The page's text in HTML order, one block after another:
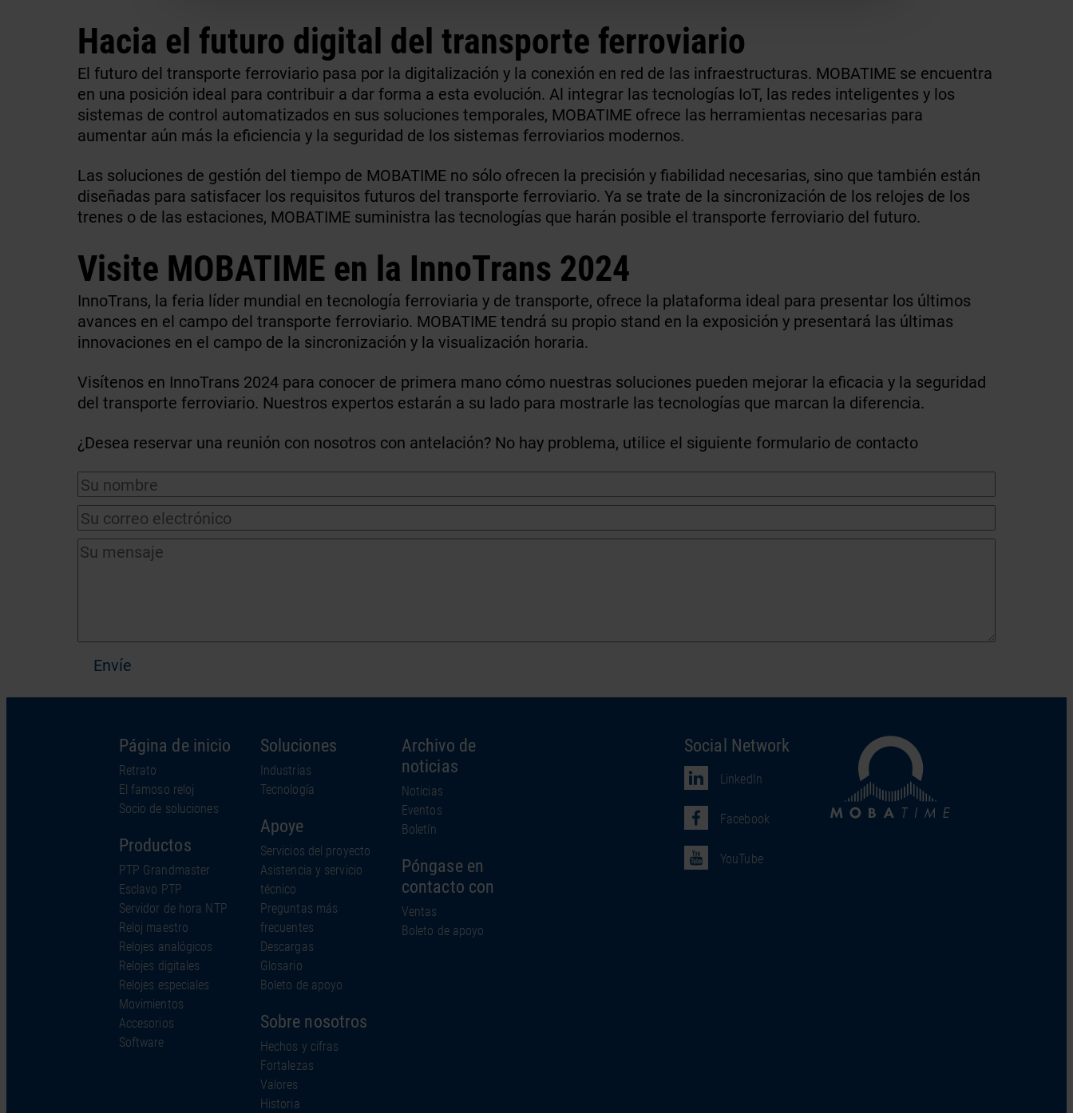
Hacia el futuro digital del transporte ferroviario
El futuro del transporte ferroviario pasa por la digitalización y la conexión en red de las infraestructuras. MOBATIME se encuentra
en una posición ideal para contribuir a dar forma a esta evolución. Al integrar las tecnologías IoT, las redes inteligentes y los
sistemas de control automatizados en sus soluciones temporales, MOBATIME ofrece las herramientas necesarias para
aumentar aún más la eficiencia y la seguridad de los sistemas ferroviarios modernos.
Las soluciones de gestión del tiempo de MOBATIME no sólo ofrecen la precisión y fiabilidad necesarias, sino que también están
diseñadas para satisfacer los requisitos futuros del transporte ferroviario. Ya se trate de la sincronización de los relojes de los
trenes o de las estaciones, MOBATIME suministra las tecnologías que harán posible el transporte ferroviario del futuro.
Visite MOBATIME en la InnoTrans 2024
InnoTrans, la feria líder mundial en tecnología ferroviaria y de transporte, ofrece la plataforma ideal para presentar los últimos
avances en el campo del transporte ferroviario. MOBATIME tendrá su propio stand en la exposición y presentará las últimas
innovaciones en el campo de la sincronización y la visualización horaria.
Visítenos en InnoTrans 2024 para conocer de primera mano cómo nuestras soluciones pueden mejorar la eficacia y la seguridad
del transporte ferroviario. Nuestros expertos estarán a su lado para mostrarle las tecnologías que marcan la diferencia.
¿Desea reservar una reunión con nosotros con antelación? No hay problema, utilice el siguiente formulario de contacto
Envíe
Página de inicio
Retrato
El famoso reloj
Socio de soluciones
Productos
PTP Grandmaster
Esclavo PTP
Servidor de hora NTP
Reloj maestro
Relojes analógicos
Relojes digitales
Relojes especiales
Movimientos
Accesorios
Software
Soluciones
Industrias
Tecnología
Apoye
Servicios del proyecto
Asistencia y servicio
técnico
Preguntas más
frecuentes
Descargas
Glosario
Boleto de apoyo
Sobre nosotros
Hechos y cifras
Fortalezas
Valores
Historia
Archivo de
noticias
Noticias
Eventos
Boletín
Póngase en
contacto con
Ventas
Boleto de apoyo
Social Network
LinkedIn
Facebook
YouTube